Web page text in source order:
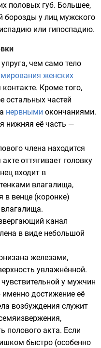
половых губ. Большее,
борозды у лиц мужского
или гипоспадию.
упруга, чем само тело
женских
. Кроме того,
остальных частей
нервными окончаниями.
нижняя её часть —
члена находится
оттягивает головку
входит в
влагалища,
в венце (коронке)
канал
в виде небольшой
железами,
увлажнённой.
у мужчин
именно достижение её
возбуждения служит
полового акта. Если
быстро (особенно